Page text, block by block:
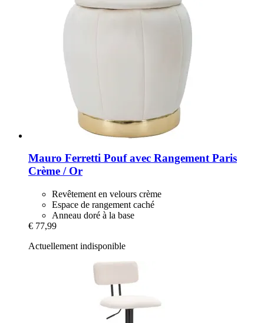
Mauro Ferretti Pouf avec Rangement Paris
Crème / Or
Revêtement en velours crème
Espace de rangement caché
Anneau doré à la base
€ 77,99
Actuellement indisponible